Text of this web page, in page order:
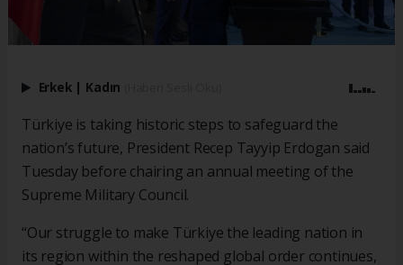
Erkek | Kadın
Türkiye is taking historic steps to safeguard the
nation’s future, President Recep Tayyip Erdogan said
Tuesday before chairing an annual meeting of the
Supreme Military Council.
“Our struggle to make Türkiye the leading nation in
its region within the reshaped global order continues,